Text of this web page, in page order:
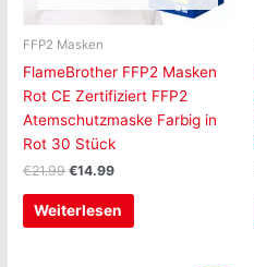
FFP2 Masken
FlameBrother FFP2 Masken
Rot CE Zertifiziert FFP2
Atemschutzmaske Farbig in
Rot 30 Stück
€21.99 €14.99
Weiterlesen